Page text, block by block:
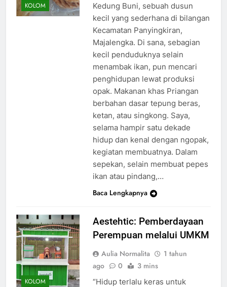
KOLOM
Kedung Buni, sebuah dusun
kecil yang sederhana di bilangan
Kecamatan Panyingkiran,
Majalengka. Di sana, sebagian
kecil penduduknya selain
menambak ikan, pun mencari
penghidupan lewat produksi
opak. Makanan khas Priangan
berbahan dasar tepung beras,
ketan, atau singkong. Saya,
selama hampir satu dekade
hidup dan kenal dengan ngopak,
kegiatan membuatnya. Dalam
sepekan, selain membuat pepes
ikan atau pindang,…
Baca Lengkapnya
KOLOM
Aestehtic: Pemberdayaan
Perempuan melalui UMKM
Aulia Normalita
1 tahun
ago
0 3 mins
“Hidup terlalu keras untuk